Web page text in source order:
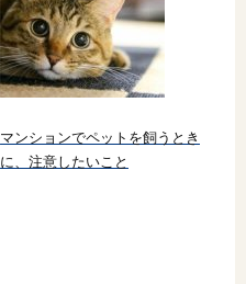
マンションでペットを飼うとき
に、注意したいこと